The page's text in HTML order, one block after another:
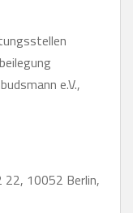
e.V.,
10052 Berlin,